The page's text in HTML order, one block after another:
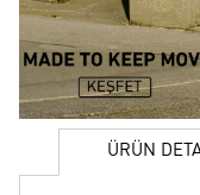
ÜRÜN